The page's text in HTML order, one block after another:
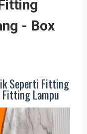
- Box
Seperti Fitting
Fitting Lampu